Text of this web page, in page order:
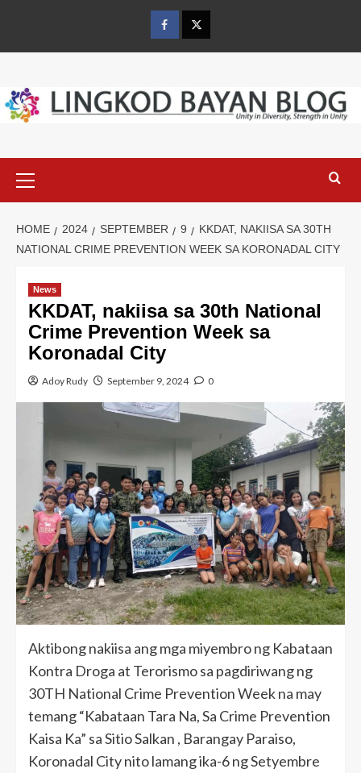
content
FacebookTwitter
Menu
HOME 2024 SEPTEMBER 9
KKDAT, NAKIISA SA 30TH
NATIONAL CRIME PREVENTION WEEK SA KORONADAL CITY
News
KKDAT, nakiisa sa 30th National
Crime Prevention Week sa
Koronadal City
Adoy Rudy September 9, 2024 0
Aktibong nakiisa ang mga miyembro ng Kabataan
Kontra Droga at Terorismo sa pagdiriwang ng
30TH National Crime Prevention Week na may
temang “Kabataan Tara Na, Sa Crime Prevention
Kaisa Ka” sa Sitio Salkan , Barangay Paraiso,
Koronadal City nito lamang ika-6 ng Setyembre